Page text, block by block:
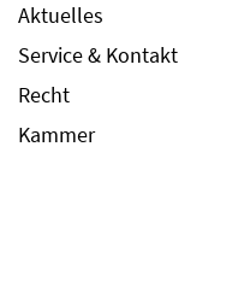
Aktuelles
Service & Kontakt
Recht
Kammer